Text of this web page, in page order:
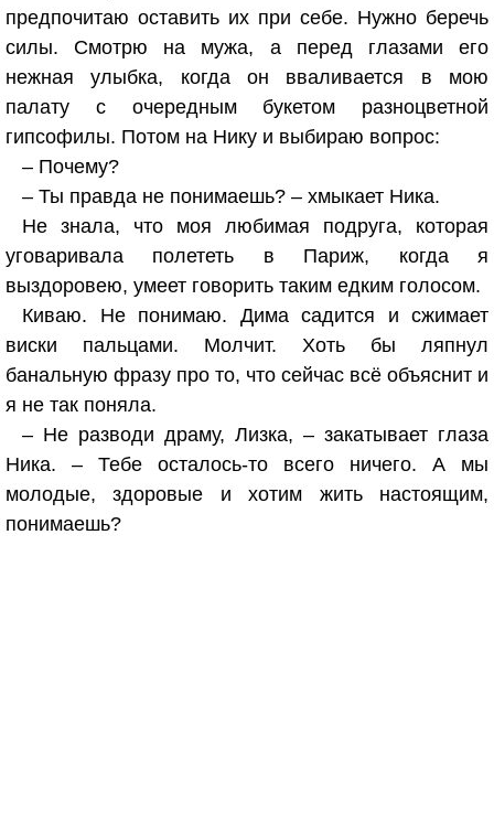
предпочитаю оставить их при себе. Нужно беречь
силы. Смотрю на мужа, а перед глазами его
нежная улыбка, когда он вваливается в мою
палату с очередным букетом разноцветной
гипсофилы. Потом на Нику и выбираю вопрос:
– Почему?
– Ты правда не понимаешь? – хмыкает Ника.
Не знала, что моя любимая подруга, которая
уговаривала полететь в Париж, когда я
выздоровею, умеет говорить таким едким голосом.
Киваю. Не понимаю. Дима садится и сжимает
виски пальцами. Молчит. Хоть бы ляпнул
банальную фразу про то, что сейчас всё объяснит и
я не так поняла.
– Не разводи драму, Лизка, – закатывает глаза
Ника. – Тебе осталось-то всего ничего. А мы
молодые, здоровые и хотим жить настоящим,
понимаешь?